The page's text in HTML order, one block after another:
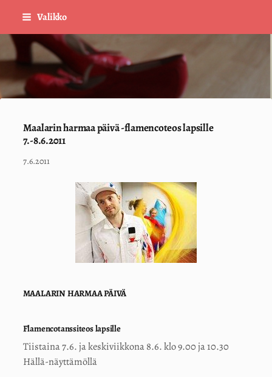
Siirry
sisältöön
Valikko
Sivuston etusivulle
Maalarin harmaa päivä -flamencoteos lapsille
7.-8.6.2011
7.6.2011
MAALARIN HARMAA PÄIVÄ
Flamencotanssiteos lapsille
Tiistaina 7.6. ja keskiviikkona 8.6. klo 9.00 ja 10.30
Hällä-näyttämöllä